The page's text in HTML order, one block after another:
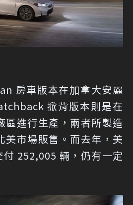
房車版本在加拿大安麗
掀背版本則是在
區進行生產，兩者所製造
美市場販售。而去年，美
252,005 輛，仍有一定